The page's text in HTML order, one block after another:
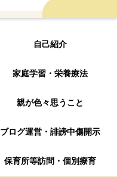
自己紹介
家庭学習・栄養療法
親が色々思うこと
ブログ運営・誹謗中傷開示
保育所等訪問・個別療育